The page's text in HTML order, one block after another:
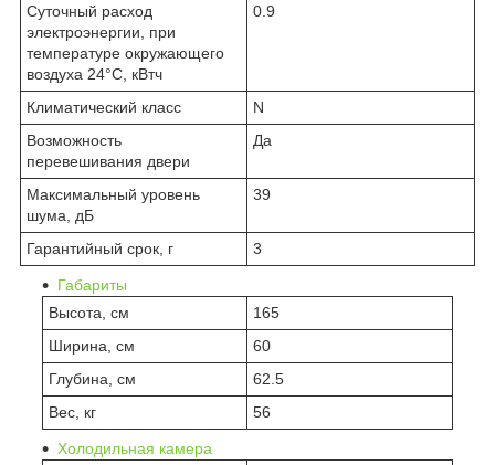
Суточный расход
электроэнергии, при
температуре окружающего
воздуха 24°C, кВтч
0.9
Климатический класс
N
Возможность
перевешивания двери
Да
Максимальный уровень
шума, дБ
39
Гарантийный срок, г 3
Габариты
Высота, см
165
Ширина, см
60
Глубина, см
62.5
Вес, кг
56
Холодильная камера